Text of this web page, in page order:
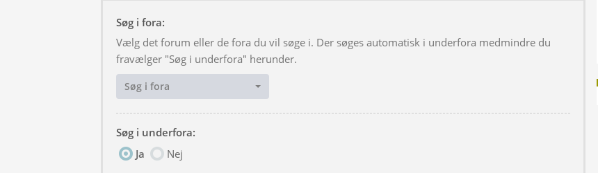
Søg i fora:
Vælg det forum eller de fora du vil søge i. Der søges automatisk i underfora medmindre du
fravælger "Søg i underfora" herunder.
Søg i fora
Søg i underfora:
Ja
Nej